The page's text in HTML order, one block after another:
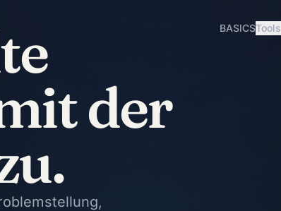
BASICSTools
der